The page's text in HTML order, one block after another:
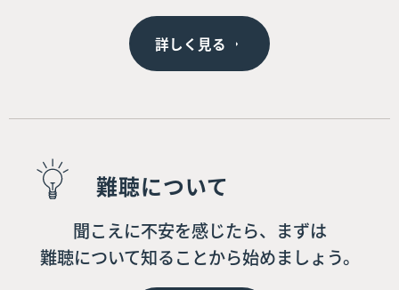
詳しく見る
難聴について
聞こえに不安を感じたら、まずは
難聴について知ることから始めましょう。